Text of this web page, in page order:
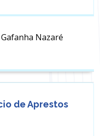
Nazaré
de Aprestos